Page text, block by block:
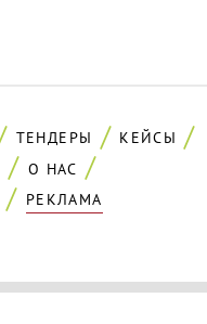
ТЕНДЕРЫ
КЕЙСЫ
О НАС
РЕКЛАМА